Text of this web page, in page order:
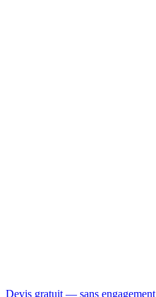
Devis gratuit — sans engagement